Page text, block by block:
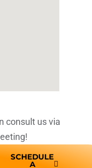
consult us via
SCHEDULE
A